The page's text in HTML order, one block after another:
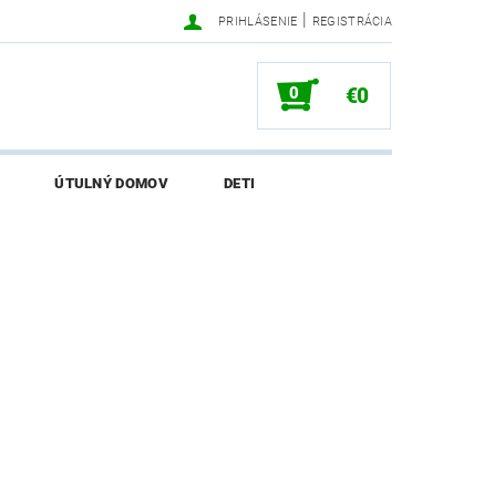
PRIHLÁSENIE | REGISTRÁCIA
0 €0
ÚTULNÝ DOMOV DETI